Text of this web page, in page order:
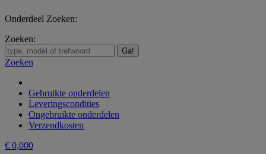
Onderdeel Zoeken:
Zoeken:
Zoeken
Gebruikte onderdelen
Leveringscondities
Ongebruikte onderdelen
Verzendkosten
€ 0,000